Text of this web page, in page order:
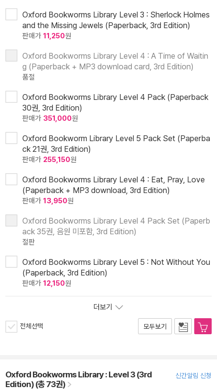
Oxford Bookworms Library Level 3 : Sherlock Holmes
and the Missing Jewels (Paperback, 3rd Edition)
판매가 11,250원
Oxford Bookworms Library Level 4 : A Time of Waitin
g (Paperback + MP3 download card, 3rd Edition)
품절
Oxford Bookworms Library Level 4 Pack (Paperback
30권, 3rd Edition)
판매가 351,000원
Oxford Bookworm Library Level 5 Pack Set (Paperba
ck 21권, 3rd Edition)
판매가 255,150원
Oxford Bookworms Library Level 4 : Eat, Pray, Love
(Paperback + MP3 download, 3rd Edition)
판매가 13,950원
Oxford Bookworms Library Level 4 Pack Set (Paperb
ack 35권, 음원 미포함, 3rd Edition)
절판
Oxford Bookworms Library Level 5 : Not Without You
(Paperback, 3rd Edition)
판매가 12,150원
더보기
전체선택 모두보기
Oxford Bookworms Library : Level 3 (3rd
Edition) (총 73권)
신간알림 신청